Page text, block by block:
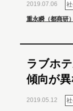
2019.07.06
重永瞬（都商研）
ラブホ
傾向が
2019.05.12